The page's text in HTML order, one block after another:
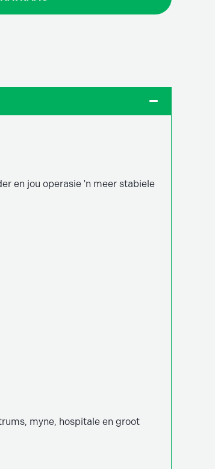
en jou operasie 'n meer stabiele
myne, hospitale en groot